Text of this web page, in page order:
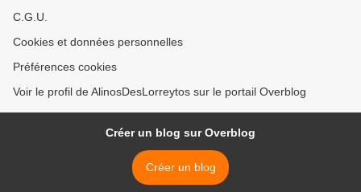
C.G.U.
Cookies et données personnelles
Préférences cookies
Voir le profil de AlinosDesLorreytos sur le portail Overblog
Créer un blog sur Overblog
Créer un blog